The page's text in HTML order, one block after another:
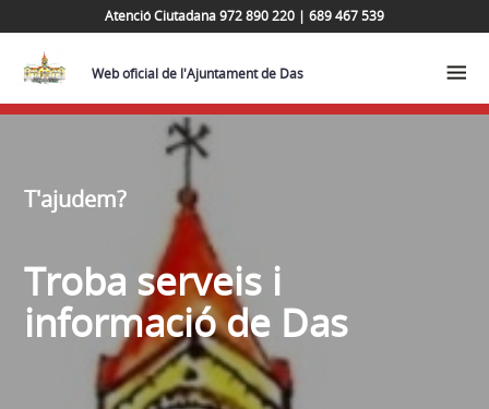
Atenció Ciutadana 972 890 220 | 689 467 539
Web oficial de l'Ajuntament de Das
T'ajudem?
Troba serveis i
informació de Das